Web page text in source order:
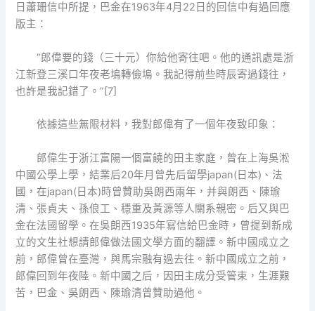
日蕭珊信中所提，巴金在1963年4月22日的回信中有過回應
版主：
“郎偉要的錢（三十元）你給他寄往吧。他的通訊處是浙
江新登三溪口年夜老塢轉儉塢。我記得前些時辰寄過錢往，
也許是我記錯了。”[7]
依據這些無限材料，我對郎偉有了一個年夜致印象：
郎偉生于浙江富陽一個富饒的田主家庭，曾在上海吳淞
中國公學上學，結業后20年月曾先后留學japan(日本)、法
國，在japan(日本)時曾贊助吳朗西兩年，并與朗西、陳瑜
清、張貞夫、孫俍工、穩重及黃源等人關系親密。后又與巴
金在法國留學。在吳朗西1935年寫信給巴金時，曾提到新成
立的文生社想請郎偉做法國文學方面的翻譯。新中國成立之
前，郎偉曾在臺灣，與馬宗融有過去往。新中國成立之前，
郎偉回到年夜陸。新中國之后，因田主成分受管束，生涯艱
苦，巴金、吳朗西、陳瑜清曾贊助過他。